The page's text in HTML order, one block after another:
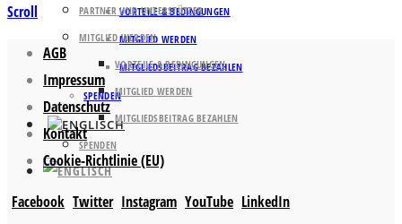
VORTEILE & BEDINGUNGEN
MITGLIED WERDEN
MITGLIEDSBEITRAG BEZAHLEN
SPENDEN
PARTNER UND UNTERSTÜTZER
MITGLIED WERDEN
VORTEILE & BEDINGUNGEN
MITGLIED WERDEN
MITGLIEDSBEITRAG BEZAHLEN
SPENDEN
Scroll
AGB
Impressum
Datenschutz
Kontakt
Cookie-Richtlinie (EU)
Facebook Twitter Instagram YouTube LinkedIn